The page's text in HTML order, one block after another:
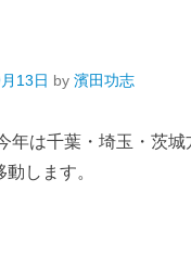
13日 by 濱田功志
年は千葉・埼玉・茨
します。